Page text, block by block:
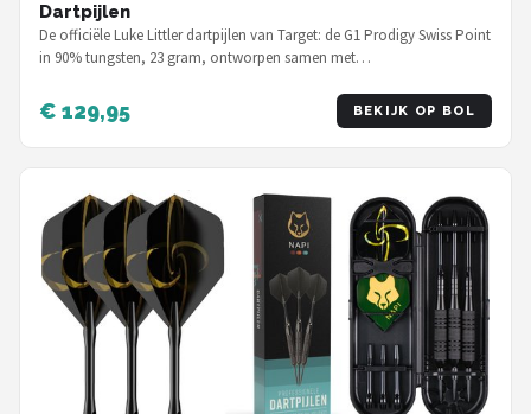
Dartpijlen
De officiële Luke Littler dartpijlen van Target: de G1 Prodigy Swiss Point
in 90% tungsten, 23 gram, ontworpen samen met…
€ 129,95 BEKIJK OP BOL